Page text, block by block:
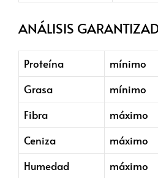
ANÁLISIS
Proteína mínimo
Grasa
mínimo
Fibra
máximo
Ceniza
máximo
Humedad
máximo